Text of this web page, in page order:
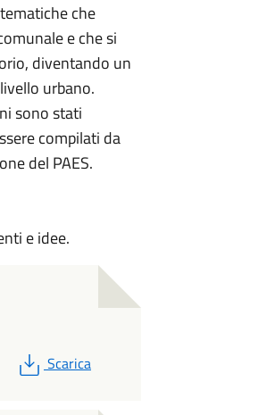
che
e che si
diventando un
urbano.
sono stati
compilati da
del PAES.
e idee.
PDF
Scarica